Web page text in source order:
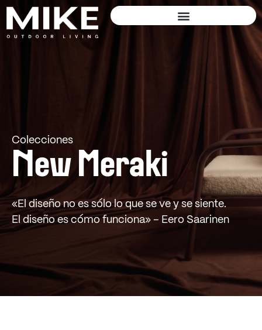
Colecciones
New Meraki
«El diseño no es sólo lo que se ve y se siente.
El diseño es cómo funciona» – Eero Saarinen